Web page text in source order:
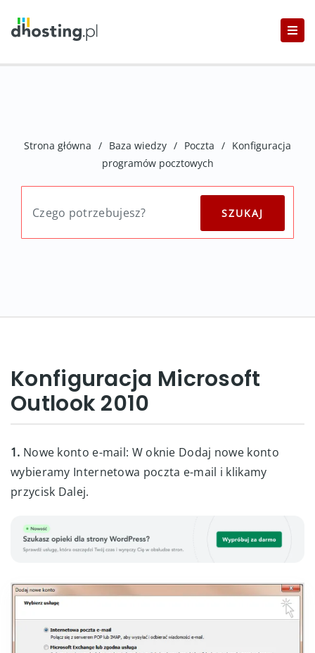
Strona główna / Baza wiedzy / Poczta / Konfiguracja
programów pocztowych
Konfiguracja Microsoft
Outlook 2010
1. Nowe konto e-mail: W oknie Dodaj nowe konto
wybieramy Internetowa poczta e-mail i klikamy
przycisk Dalej.